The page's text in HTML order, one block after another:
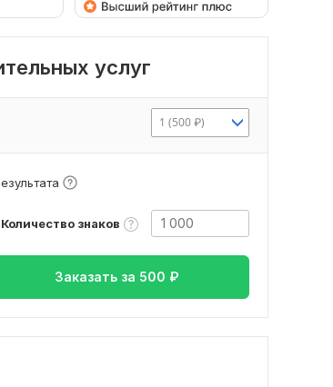
услуг
1 (500 ₽)
Количество знаков
Заказать за 500 ₽